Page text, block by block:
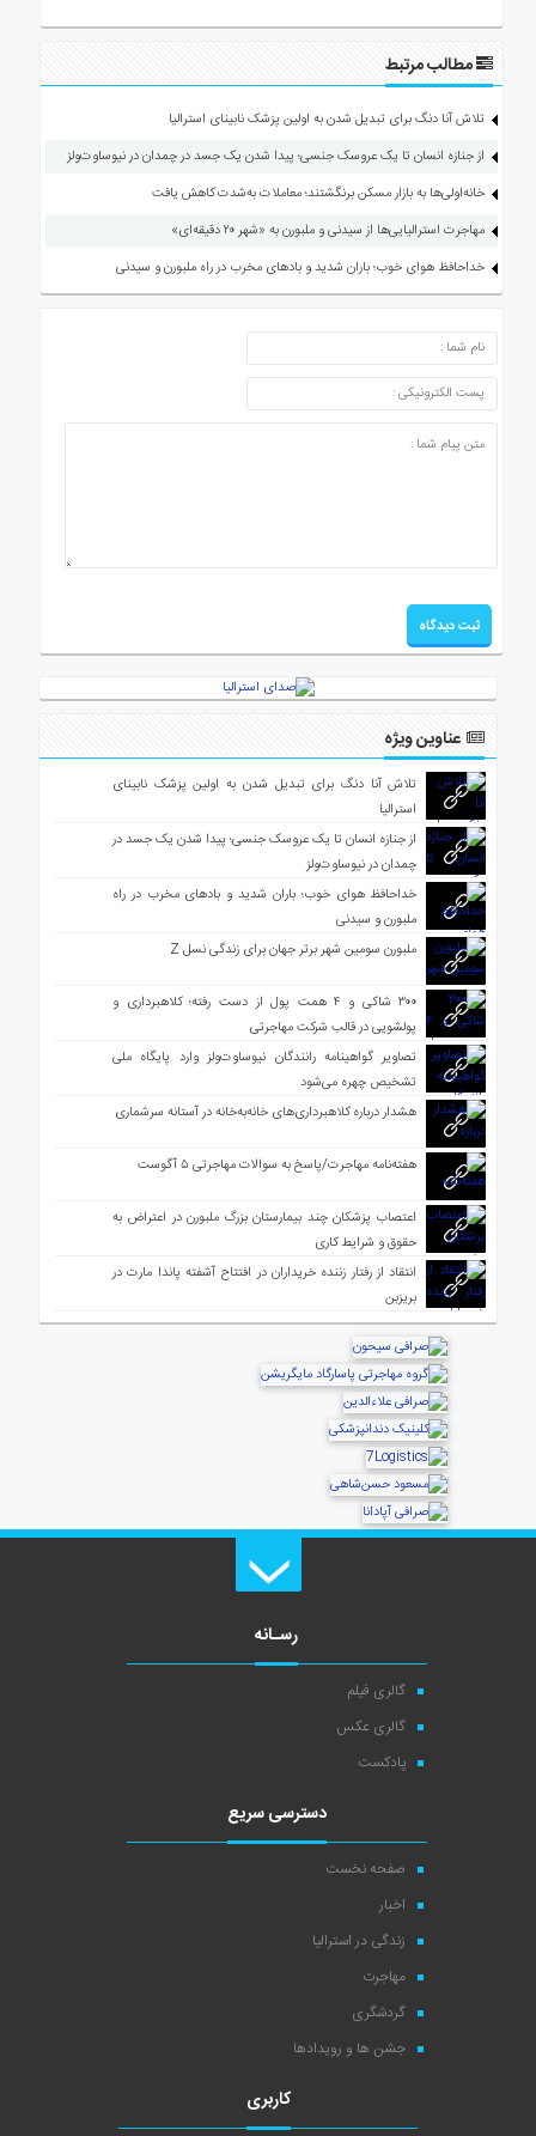
مطالب مرتبط
تلاش آنا دنگ برای تبدیل شدن به اولین پزشک نابینای استرالیا
از جنازه انسان تا یک عروسک جنسی؛ پیدا شدن یک جسد در چمدان در نیوساوت‌ولز
خانه‌اولی‌ها به بازار مسکن برنگشتند؛ معاملات به‌شدت کاهش یافت
مهاجرت استرالیایی‌ها از سیدنی و ملبورن به «شهر ۲۰ دقیقه‌ای»
خداحافظ هوای خوب؛ باران شدید و بادهای مخرب در راه ملبورن و سیدنی
ارسال دیدگاه
عناوین ویژه
تلاش آنا دنگ برای تبدیل شدن به اولین پزشک نابینای
استرالیا
از جنازه انسان تا یک عروسک جنسی؛ پیدا شدن یک جسد در
چمدان در نیوساوت‌ولز
خداحافظ هوای خوب؛ باران شدید و بادهای مخرب در راه
ملبورن و سیدنی
ملبورن سومین شهر برتر جهان برای زندگی نسل Z
۳۰۰ شاکی و ۴ همت پول از دست رفته؛ کلاهبرداری و
پولشویی در قالب شرکت مهاجرتی
تصاویر گواهینامه رانندگان نیوساوت‌ولز وارد پایگاه ملی
تشخیص چهره می‌شود
هشدار درباره کلاهبرداری‌های خانه‌به‌خانه در آستانه سرشماری
هفته‌نامه مهاجرت/پاسخ به سوالات مهاجرتی ۵ آگوست
اعتصاب پزشکان چند بیمارستان بزرگ ملبورن در اعتراض به
حقوق و شرایط کاری
انتقاد از رفتار زننده خریداران در افتتاح آشفته پاندا مارت در
بریزبن
رسـانه
گالری فیلم
گالری عکس
پادکست
دسترسی سریع
صفحه نخست
اخبار
زندگی در استرالیا
مهاجرت
گردشگری
جشن ها و رویدادها
کاربری